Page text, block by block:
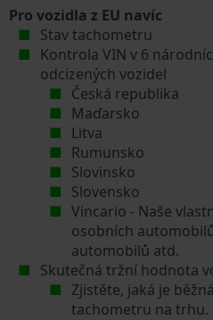
Pro vozidla z EU navíc
Stav tachometru
Kontrola VIN v 6
odcizených vozidel
Česká republika
Maďarsko
Litva
Rumunsko
Slovinsko
Slovensko
Vincario - Naše
osobních
automobilů atd.
Skutečná tržní hodnota
Zjistěte, jaká je
tachometru na trhu.